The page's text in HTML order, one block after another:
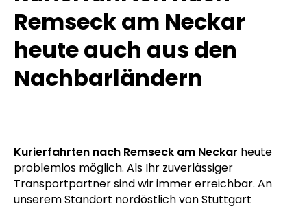
Kurierfahrten nach
Remseck am Neckar
Nachbarländern